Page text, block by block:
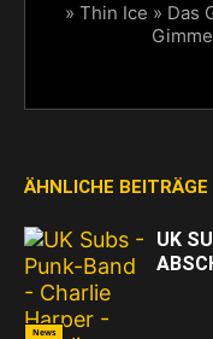
» Thin Ice » Das
ÄHNLICHE BEITRÄGE
UK
News